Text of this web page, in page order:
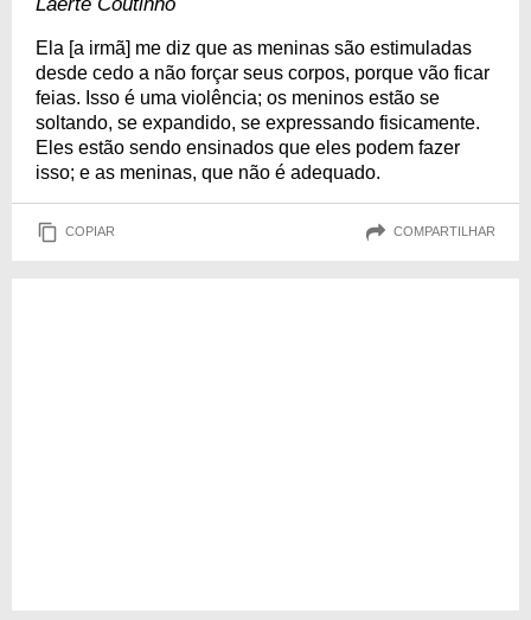
Ela [a irmã] me diz que as meninas são estimuladas
desde cedo a não forçar seus corpos, porque vão ficar
feias. Isso é uma violência; os meninos estão se
soltando, se expandido, se expressando fisicamente.
Eles estão sendo ensinados que eles podem fazer
isso; e as meninas, que não é adequado.
COPIAR COMPARTILHAR